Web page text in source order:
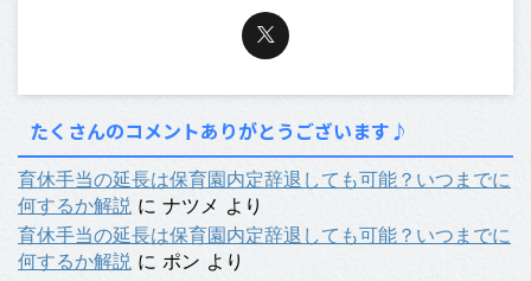
たくさんのコメントありがとうございます♪
育休手当の延長は保育園内定辞退しても可能？いつまでに
何するか解説 に ナツメ より
育休手当の延長は保育園内定辞退しても可能？いつまでに
何するか解説 に ポン より